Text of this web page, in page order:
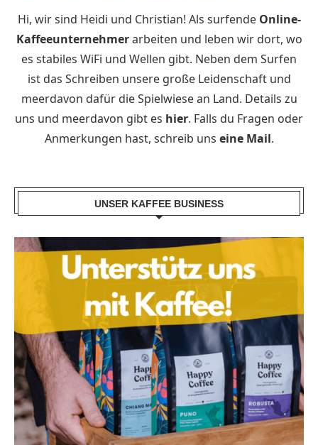
Hi, wir sind Heidi und Christian! Als surfende Online-
Kaffeeunternehmerarbeiten und leben wir dort, wo
es stabiles WiFi und Wellen gibt. Neben dem Surfen
ist das Schreiben unsere große Leidenschaft und
meerdavon dafür die Spielwiese an Land. Details zu
uns und meerdavon gibt es hier. Falls du Fragen oder
Anmerkungen hast, schreib uns eine Mail.
UNSER KAFFEE BUSINESS